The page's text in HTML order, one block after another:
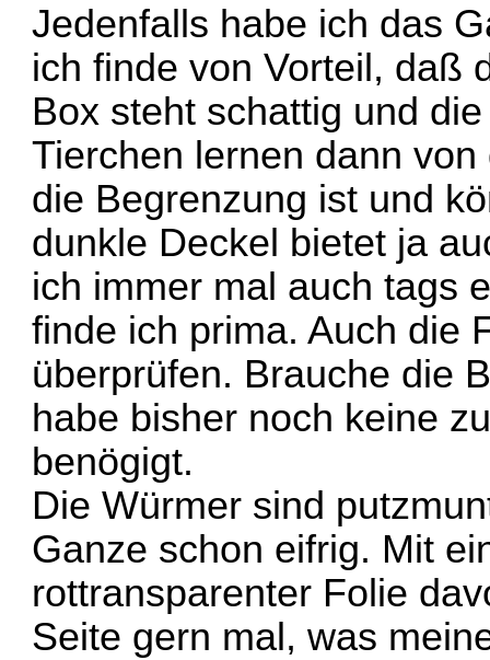
Jedenfalls habe ich das
ich finde von Vorteil, daß
Box steht schattig und
Tierchen lernen dann
die Begrenzung ist und
dunkle Deckel bietet ja
ich immer mal auch tags
finde ich prima. Auch die
überprüfen. Brauche die
habe bisher noch keine
benögigt.
Die Würmer sind
Ganze schon eifrig. Mit
rottransparenter Folie
Seite gern mal, was